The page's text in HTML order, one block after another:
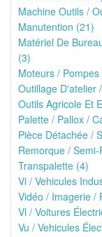
Machine Outils /
Manutention (21)
Matériel De
(3)
Moteurs / Pompes
Outillage D'atelier
Outils Agricole Et
Palette / Pallox /
Pièce Détachée /
Remorque /
Transpalette (4)
Vi / Vehicules
Vidéo / Imagerie /
Vl / Voitures
Vu / Vehicules